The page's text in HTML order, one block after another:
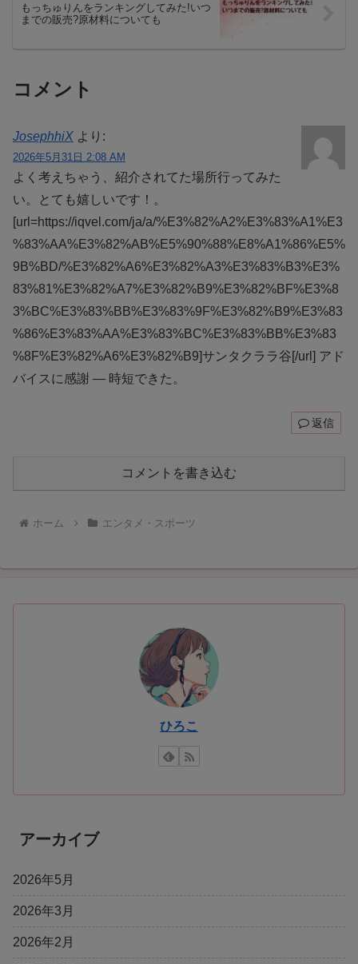
もっちゅりんをランキングしてみた!いつ
までの販売?原材料についても
コメント
JosephhiX より:
2026年5月31日 2:08 AM
よく考えちゃう、紹介されてた場所行ってみた
い。とても嬉しいです！。
[url=https://iqvel.com/ja/a/%E3%82%A2%E3%83%A1%E3
%83%AA%E3%82%AB%E5%90%88%E8%A1%86%E5%
9B%BD/%E3%82%A6%E3%82%A3%E3%83%B3%E3%
83%81%E3%82%A7%E3%82%B9%E3%82%BF%E3%8
3%BC%E3%83%BB%E3%83%9F%E3%82%B9%E3%83
%86%E3%83%AA%E3%83%BC%E3%83%BB%E3%83
%8F%E3%82%A6%E3%82%B9]サンタクララ谷[/url] アド
バイスに感謝 — 時短できた。
返信
コメントを書き込む
ホーム エンタメ・スポーツ
ひろこ
アーカイブ
2026年5月
2026年3月
2026年2月